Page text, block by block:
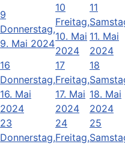
9
Donnerstag,
9. Mai 2024
10
Freitag,
10. Mai
2024
11
11. Mai
2024
16
Donnerstag,
16. Mai
2024
17
Freitag,
17. Mai
2024
18
18. Mai
2024
23
Donnerstag,
24
Freitag,
25